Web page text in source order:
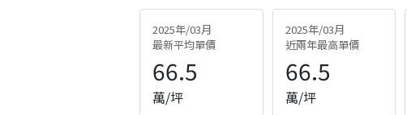
2025年/03月
最新平均單價
66.5
萬/坪
2025年/03月
近兩年最高單價
66.5
萬/坪